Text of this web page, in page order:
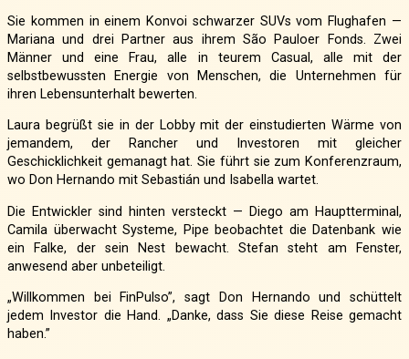
Sie kommen in einem Konvoi schwarzer SUVs vom Flughafen —
Mariana und drei Partner aus ihrem São Pauloer Fonds. Zwei
Männer und eine Frau, alle in teurem Casual, alle mit der
selbstbewussten Energie von Menschen, die Unternehmen für
ihren Lebensunterhalt bewerten.
Laura begrüßt sie in der Lobby mit der einstudierten Wärme von
jemandem, der Rancher und Investoren mit gleicher
Geschicklichkeit gemanagt hat. Sie führt sie zum Konferenzraum,
wo Don Hernando mit Sebastián und Isabella wartet.
Die Entwickler sind hinten versteckt — Diego am Hauptterminal,
Camila überwacht Systeme, Pipe beobachtet die Datenbank wie
ein Falke, der sein Nest bewacht. Stefan steht am Fenster,
anwesend aber unbeteiligt.
„Willkommen bei FinPulso”, sagt Don Hernando und schüttelt
jedem Investor die Hand. „Danke, dass Sie diese Reise gemacht
haben.”